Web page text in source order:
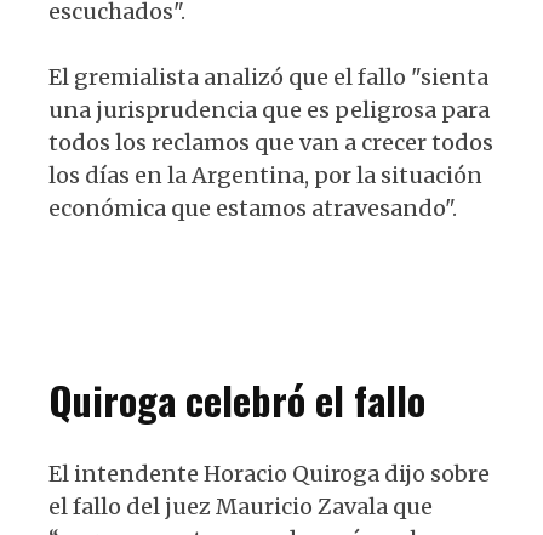
escuchados".
El gremialista analizó que el fallo "sienta
una jurisprudencia que es peligrosa para
todos los reclamos que van a crecer todos
los días en la Argentina, por la situación
económica que estamos atravesando".
Quiroga celebró el fallo
El intendente Horacio Quiroga dijo sobre
el fallo del juez Mauricio Zavala que